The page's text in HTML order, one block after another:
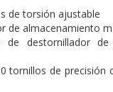
de torsión ajustable
de almacenamiento
de destornillador de
tornillos de precisión